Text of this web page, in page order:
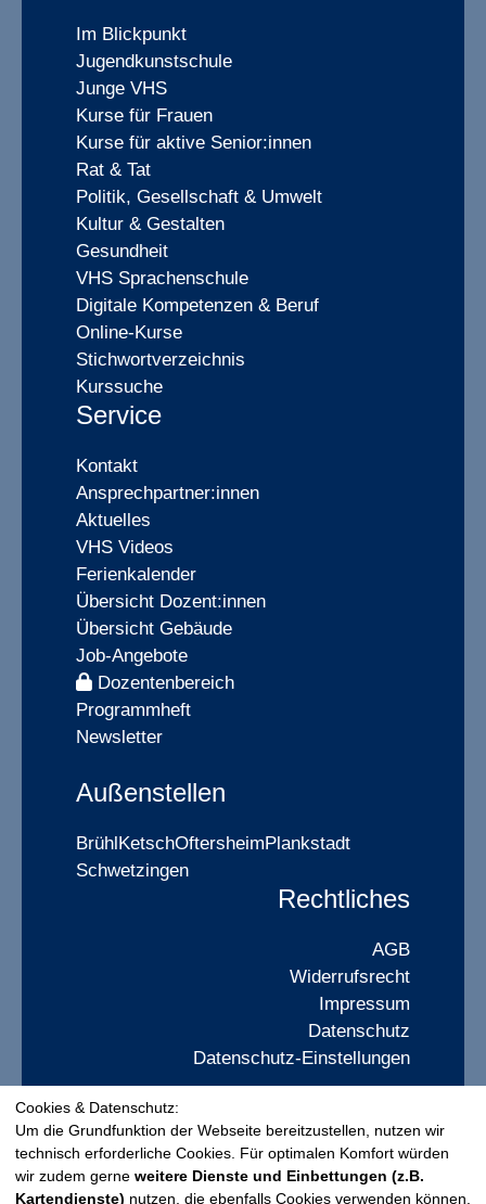
Im Blickpunkt
Jugendkunstschule
Junge VHS
Kurse für Frauen
Kurse für aktive Senior:innen
Rat & Tat
Politik, Gesellschaft & Umwelt
Kultur & Gestalten
Gesundheit
VHS Sprachenschule
Digitale Kompetenzen & Beruf
Online-Kurse
Stichwortverzeichnis
Kurssuche
Service
Kontakt
Ansprechpartner:innen
Aktuelles
VHS Videos
Ferienkalender
Übersicht Dozent:innen
Übersicht Gebäude
Job-Angebote
Dozentenbereich
Programmheft
Newsletter
Außenstellen
BrühlKetschOftersheimPlankstadt
Schwetzingen
Rechtliches
AGB
Widerrufsrecht
Impressum
Datenschutz
Datenschutz-Einstellungen
Cookies & Datenschutz:
Um die Grundfunktion der Webseite bereitzustellen, nutzen wir
technisch erforderliche Cookies. Für optimalen Komfort würden
wir zudem gerne weitere Dienste und Einbettungen (z.B.
Kartendienste) nutzen, die ebenfalls Cookies verwenden können.